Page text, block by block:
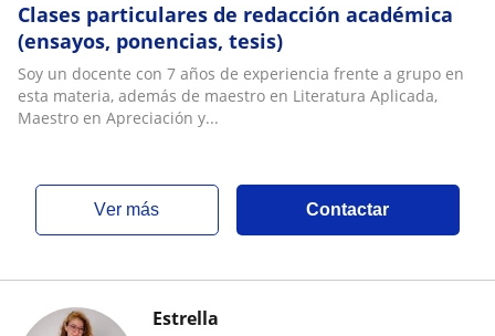
Clases particulares de redacción académica
(ensayos, ponencias, tesis)
Soy un docente con 7 años de experiencia frente a grupo en
esta materia, además de maestro en Literatura Aplicada,
Maestro en Apreciación y...
ver más Contactar
Estrella